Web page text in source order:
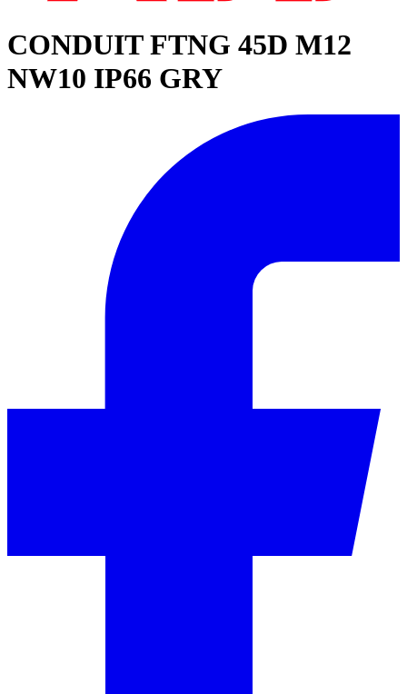
CONDUIT FTNG 45D M12
NW10 IP66 GRY